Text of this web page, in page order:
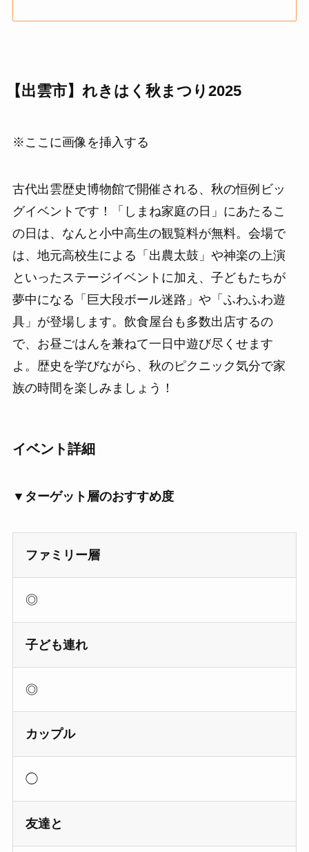
【出雲市】れきはく秋まつり2025
※ここに画像を挿入する
古代出雲歴史博物館で開催される、秋の恒例ビッ
グイベントです！「しまね家庭の日」にあたるこ
の日は、なんと小中高生の観覧料が無料。会場で
は、地元高校生による「出農太鼓」や神楽の上演
といったステージイベントに加え、子どもたちが
夢中になる「巨大段ボール迷路」や「ふわふわ遊
具」が登場します。飲食屋台も多数出店するの
で、お昼ごはんを兼ねて一日中遊び尽くせます
よ。歴史を学びながら、秋のピクニック気分で家
族の時間を楽しみましょう！
イベント詳細
▼ターゲット層のおすすめ度
ファミリー層
◎
子ども連れ
◎
カップル
◯
友達と